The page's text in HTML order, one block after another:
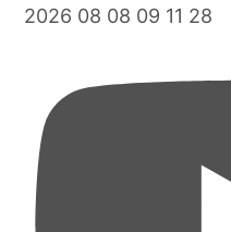
2026 08 08 09 11 28